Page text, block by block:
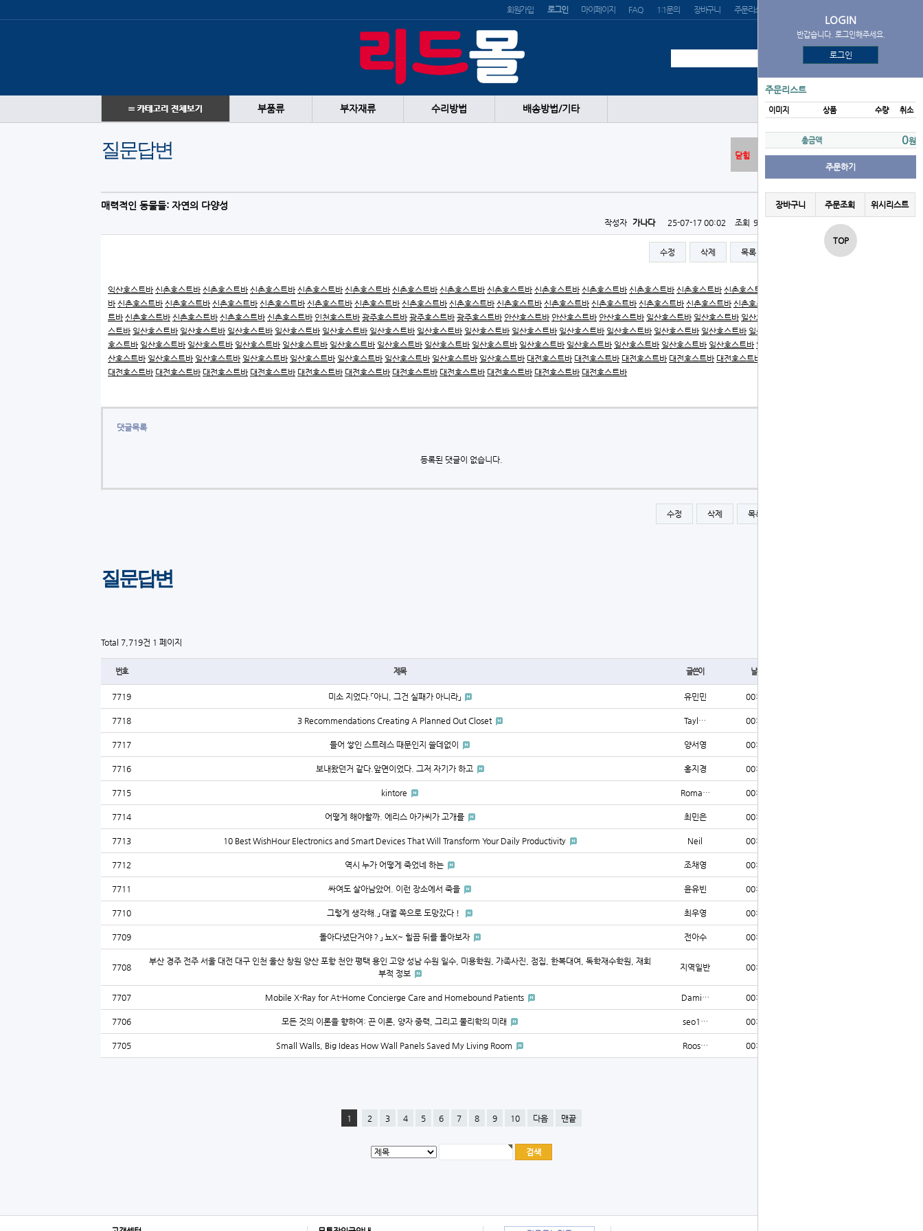
회원가입 로그인 마이페이지 FAQ 1:1문의 장바구니 주문리스트
부품류 부자재류 수리방법 배송방법/기타
LOGIN
반갑습니다. 로그인해주세요.
로그인
주문리스트
이미지 상품 수량 취소
총금액 0원
주문하기
장바구니 주문조회 위시리스트
TOP
닫힘
질문답변
매력적인 동물들: 자연의 다양성
작성자 가나다 25-07-17 00:02 조회 924회
수정 삭제 목록
익산호스트바 신촌호스트바 신촌호스트바 신촌호스트바 신촌호스트바 신촌호스트바 신촌호스트바 신촌호스트바 신촌호스트바 신촌호스트바 신촌호스트바 신촌호스트바 신촌호스트바 신촌호스트바
바 신촌호스트바 신촌호스트바 신촌호스트바 신촌호스트바 신촌호스트바 신촌호스트바 신촌호스트바 신촌호스트바 신촌호스트바 신촌호스트바 신촌호스트바 신촌호스트바 신촌호스트바 신촌호스트바
트바 신촌호스트바 신촌호스트바 신촌호스트바 신촌호스트바 인천호스트바 광주호스트바 광주호스트바 광주호스트바 안산호스트바 안산호스트바 안산호스트바 일산호스트바 일산호스트바 일산호스트바
스트바 일산호스트바 일산호스트바 일산호스트바 일산호스트바 일산호스트바 일산호스트바 일산호스트바 일산호스트바 일산호스트바 일산호스트바 일산호스트바 일산호스트바 일산호스트바 일산호스트바
호스트바 일산호스트바 일산호스트바 일산호스트바 일산호스트바 일산호스트바 일산호스트바 일산호스트바 일산호스트바 일산호스트바 일산호스트바 일산호스트바 일산호스트바 일산호스트바 일산호스트바
산호스트바 일산호스트바 일산호스트바 일산호스트바 일산호스트바 일산호스트바 일산호스트바 일산호스트바 일산호스트바 대전호스트바 대전호스트바 대전호스트바 대전호스트바 대전호스트바
대전호스트바 대전호스트바 대전호스트바 대전호스트바 대전호스트바 대전호스트바 대전호스트바 대전호스트바 대전호스트바 대전호스트바 대전호스트바
댓글목록
등록된 댓글이 없습니다.
수정 삭제 목록
질문답변
Total 7,719건 1 페이지
번호 제목 글쓴이 날짜
7719 미소 지었다.「아니, 그건 실패가 아니라」 유민민 00:42
7718 3 Recommendations Creating A Planned Out Closet Tayl… 00:40
7717 들어 쌓인 스트레스 때문인지 쓸데없이 양서영 00:40
7716 보내왔던거 같다.앞면이었다. 그저 자기가 하고 홍지경 00:38
7715 kintore Roma… 00:35
7714 어떻게 해야할까. 에리스 아가씨가 고개를 최민은 00:34
7713 10 Best WishHour Electronics and Smart Devices That Will Transform Your Daily Productivity Neil 00:34
7712 역시 누가 어떻게 죽었네 하는 조채영 00:33
7711 싸여도 살아남았어. 이런 장소에서 죽을 윤유빈 00:32
7710 그렇게 생각해.」 대궐 쪽으로 도망갔다！ 최우영 00:31
7709 돌아다녔단거야？」 뇨X~ 힐끔 뒤를 돌아보자 전아수 00:30
7708
부산 경주 전주 서울 대전 대구 인천 울산 창원 양산 포항 천안 평택 용인 고양 성남 수원 일수, 미용학원, 가족사진, 점집, 한복대여, 독학재수학원, 재회
부적 정보
지역일반 00:27
7707 Mobile X-Ray for At-Home Concierge Care and Homebound Patients Dami… 00:22
7706 모든 것의 이론을 향하여: 끈 이론, 양자 중력, 그리고 물리학의 미래 seo1… 00:19
7705 Small Walls, Big Ideas How Wall Panels Saved My Living Room Roos… 00:18
1 2 3 4 5 6 7 8 9 10 다음 맨끝